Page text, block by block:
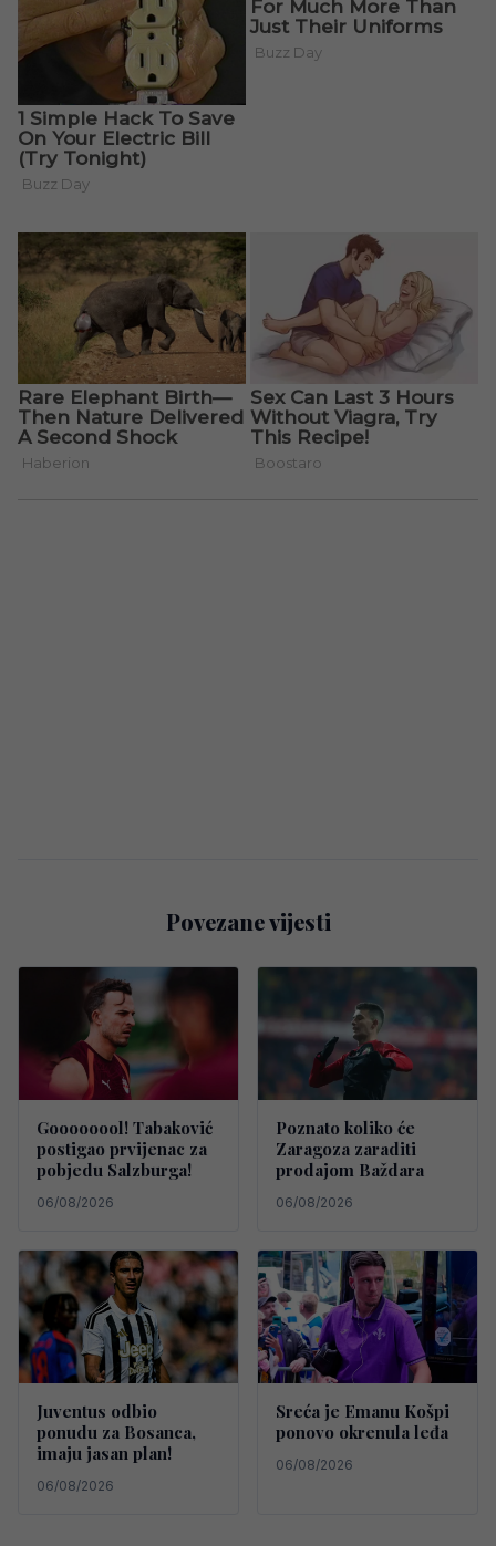
Povezane vijesti
Goooooool! Tabaković
postigao prvijenac za
pobjedu Salzburga!
06/08/2026
Poznato koliko će
Zaragoza zaraditi
prodajom Baždara
06/08/2026
Juventus odbio
ponudu za Bosanca,
imaju jasan plan!
06/08/2026
Sreća je Emanu Košpi
ponovo okrenula leđa
06/08/2026